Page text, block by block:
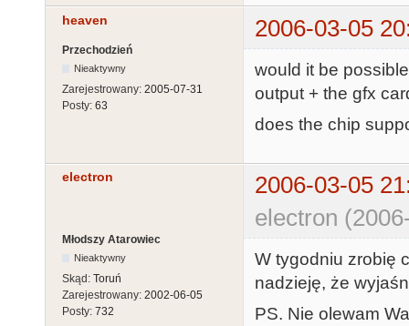
heaven 2006-03-05
Przechodzień
Nieaktywny
Zarejestrowany: 2005-07-31
Posty: 63
would it be
output + the gfx
does the chip
electron
2006-03-05
electron
Młodszy Atarowiec
Nieaktywny
Skąd: Toruń
Zarejestrowany: 2002-06-05
Posty: 732
W tygodniu zrobię
nadzieję, że
PS. Nie olewam